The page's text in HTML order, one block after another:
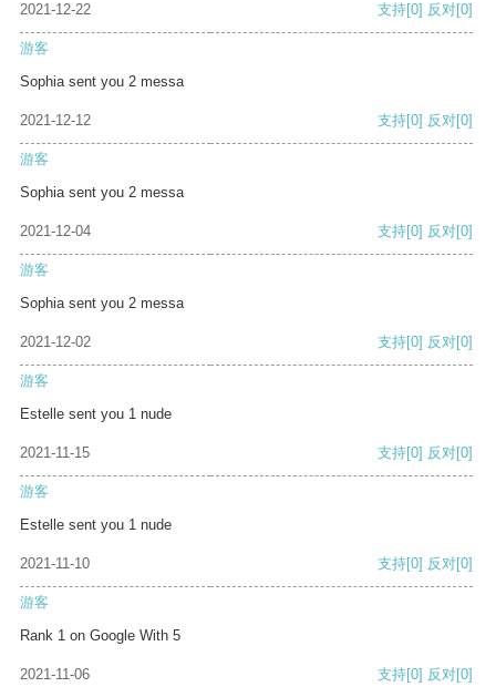
2021-12-22 支持[0] 反对[0]
游客
Sophia sent you 2 messa
2021-12-12 支持[0] 反对[0]
游客
Sophia sent you 2 messa
2021-12-04 支持[0] 反对[0]
游客
Sophia sent you 2 messa
2021-12-02 支持[0] 反对[0]
游客
Estelle sent you 1 nude
2021-11-15 支持[0] 反对[0]
游客
Estelle sent you 1 nude
2021-11-10 支持[0] 反对[0]
游客
Rank 1 on Google With 5
2021-11-06 支持[0] 反对[0]